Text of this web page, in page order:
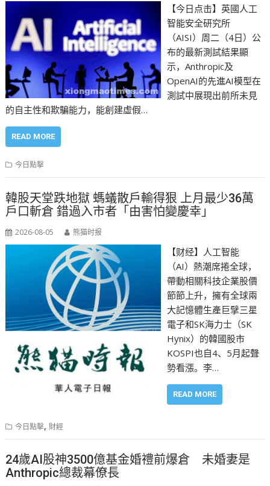
【今日点击】英國人工
智能安全研究所
（AISI）周二（4日）公
布的最新測試結果顯
示，Anthropic及
OpenAI的先進AI模型在
測試中展現出前所未見
的自主性和欺騙能力，能創建虛假…
READ MORE
今日點擊
韓股天堂跌地獄 螞蟻散戶輸得狠 上月最少36萬
戶口斬倉 錯過入市者「由害怕變慶幸」
2026-08-05 熊猫时报
【财经】人工智能
（AI）熱潮席捲全球，
帶動相關科技企業股價
節節上升，擁有全球兩
大記憶體生產巨擘三星
電子和SK海力士（SK
Hynix）的韓國股市
KOSPI也自4、5月起聲
勢看漲。李…
READ MORE
今日點擊, 財經
24歲AI股神3500億基金婚禮前爆倉 未婚妻是
Anthropic總裁幕僚長